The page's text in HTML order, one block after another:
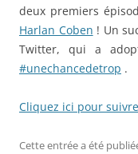
deux premiers
Harlan Coben ! Un
Twitter, qui a
#unechancedetrop .
Cliquez ici pour
Cette entrée a été